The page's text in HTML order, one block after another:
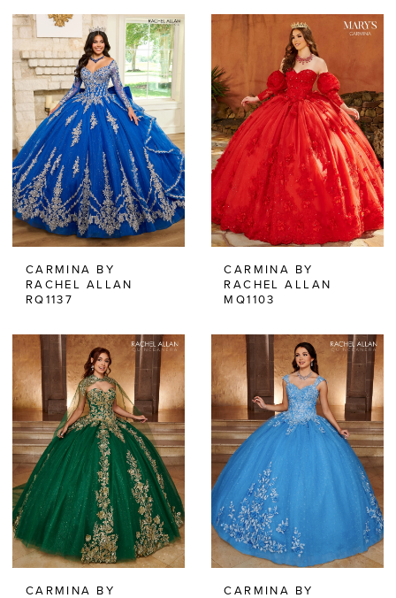
CARMINA BY
RACHEL ALLAN
RQ1137
CARMINA BY
RACHEL ALLAN
MQ1103
CARMINA BY CARMINA BY